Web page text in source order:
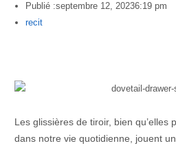
Publié :septembre 12, 20236:19 pm
Author
recit
Les glissières de tiroir, bien qu’elles
dans notre vie quotidienne, jouent